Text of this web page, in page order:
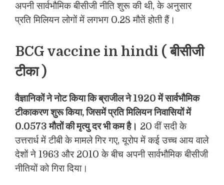
अपनी सार्वभौमिक बीसीजी नीति शुरू की थी, के अनुसार
प्रति मिलियन लोगों में लगभग 0.28 मौतें होती हैं।
BCG vaccine in hindi ( बीसीजी
टीका )
वैज्ञानिकों ने नोट किया कि ब्राजील ने 1920 में सार्वभौमिक
टीकाकरण शुरू किया, जिसमें प्रति मिलियन निवासियों में
0.0573 मौतों की मृत्यु दर भी कम है। 20 वीं सदी के
उत्तरार्ध में टीबी के मामले गिर गए, यूरोप में कई उच्च आय वाले
देशों ने 1963 और 2010 के बीच अपनी सार्वभौमिक बीसीजी
नीतियों को गिरा दिया।